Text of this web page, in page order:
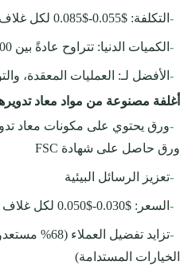
- التكلفة: $0.055-$0.085 لكل غلاف
- الكميات الدنيا: تتراوح عادةً بين 100,000 و250,000
- الأفضل لـ: العمليات المعقدة،
أغلفة مصنوعة من مواد معاد
-
ورق حاصل على شهادة FSC
-تعزيز الرسائل البيئية
- السعر: $0.030-$0.050 لكل غلاف
-
تزايد تفضيل
الخيارات المستدامة)